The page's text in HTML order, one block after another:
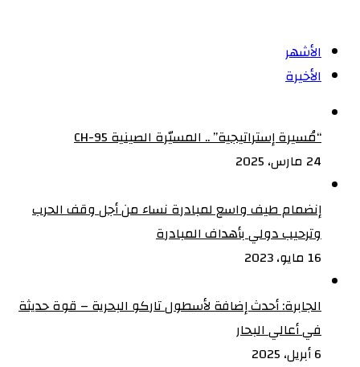
الأشهر
الأخيرة
“مُسيرة إستراتيجية” .. المسيّرة الصينية CH-95
24 مارس، 2025
إنضمام طيف واسع لمبادرة نساء من أجل وقف الحرب
وترحيب دولي بأهداف المبادرة
16 مايو، 2023
الجابرة: أحدث إضافة لأسطول تاركو البحرية – قوة حديثة
في أعالي البحار
6 أبريل، 2025